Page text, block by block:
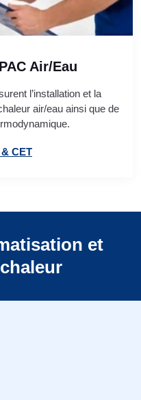
Air/Eau
l’installation et la
air/eau ainsi que de
CET
et